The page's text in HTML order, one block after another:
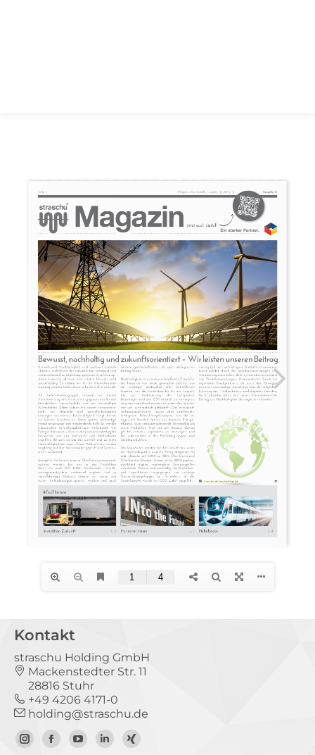
Kontakt
straschu Holding GmbH
Mackenstedter Str. 11
28816 Stuhr
+49 4206 4171-0
holding@straschu.de
ZumZur
ZumZumZum